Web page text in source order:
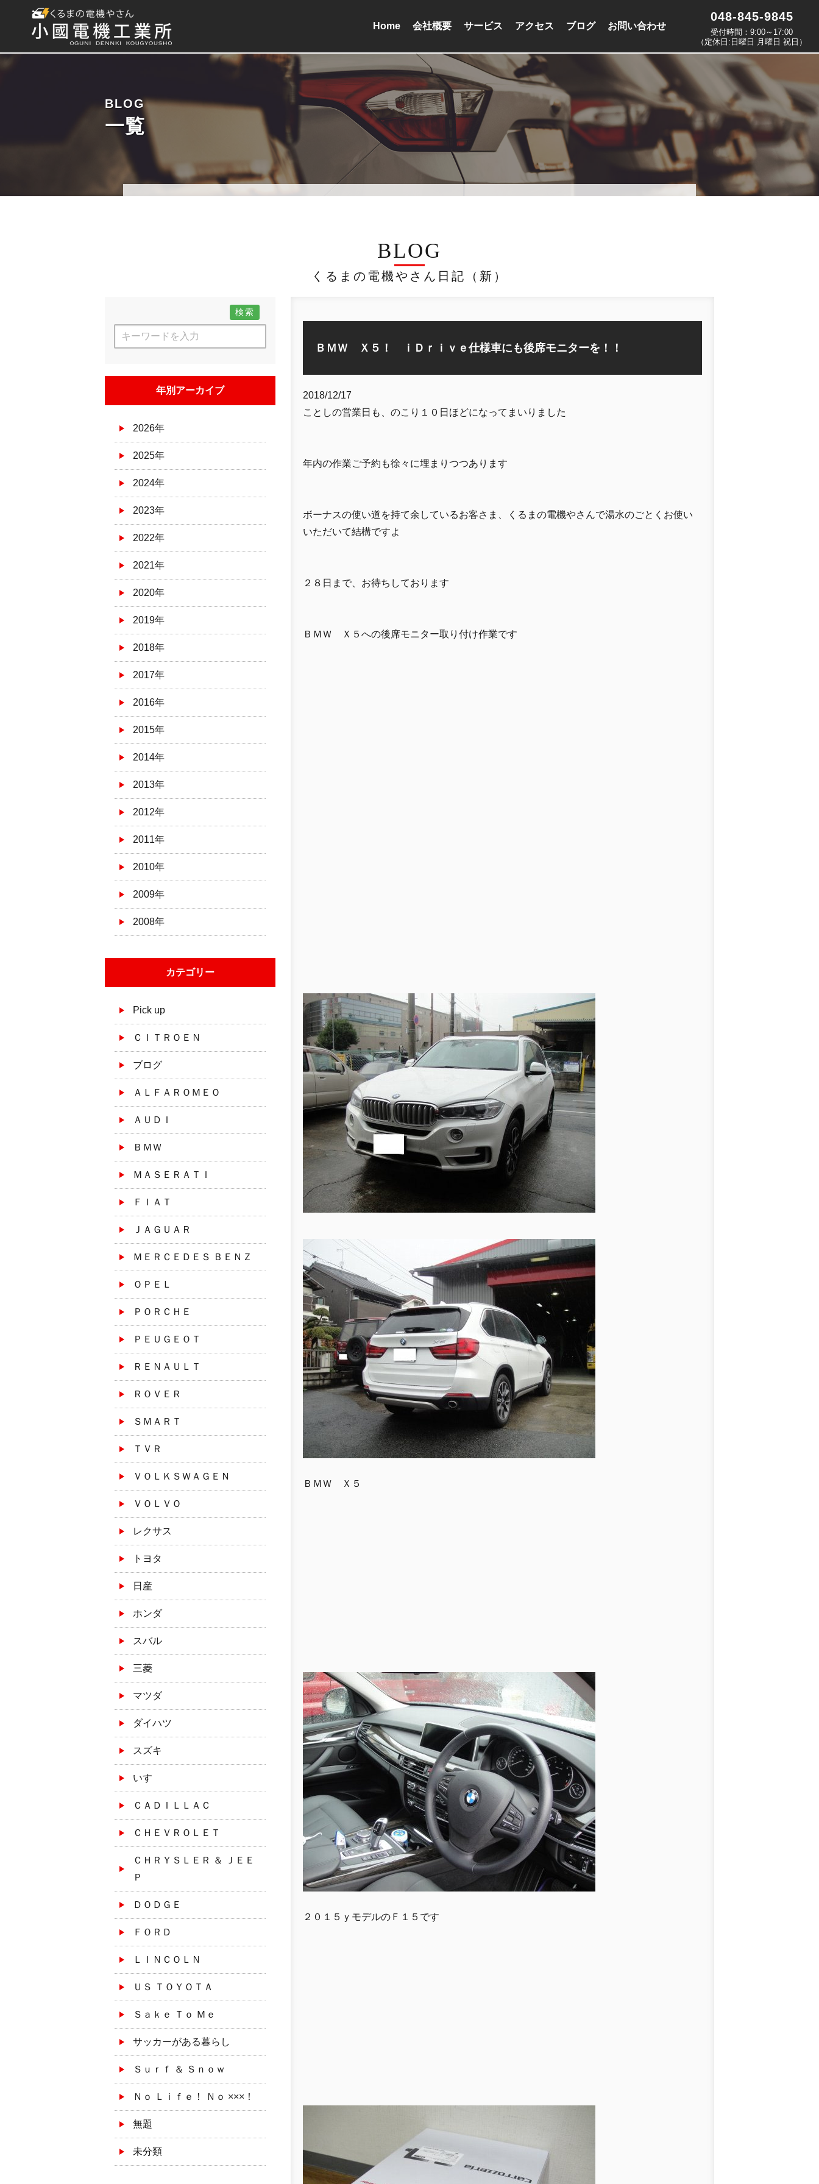
Home 会社概要 サービス アクセス ブログ お問い合わせ
048-845-9845
受付時間：9:00～17:00
（定休日:日曜日 月曜日 祝日）
BLOG
一覧
BLOG
くるまの電機やさん日記（新）
検索
年別アーカイブ
2026年
2025年
2024年
2023年
2022年
2021年
2020年
2019年
2018年
2017年
2016年
2015年
2014年
2013年
2012年
2011年
2010年
2009年
2008年
カテゴリー
Pick up
ＣＩＴＲＯＥＮ
ブログ
ＡＬＦＡＲＯＭＥＯ
ＡＵＤＩ
ＢＭＷ
ＭＡＳＥＲＡＴＩ
ＦＩＡＴ
ＪＡＧＵＡＲ
ＭＥＲＣＥＤＥＳ ＢＥＮＺ
ＯＰＥＬ
ＰＯＲＣＨＥ
ＰＥＵＧＥＯＴ
ＲＥＮＡＵＬＴ
ＲＯＶＥＲ
ＳＭＡＲＴ
ＴＶＲ
ＶＯＬＫＳＷＡＧＥＮ
ＶＯＬＶＯ
レクサス
トヨタ
日産
ホンダ
スバル
三菱
マツダ
ダイハツ
スズキ
いすゞ
ＣＡＤＩＬＬＡＣ
ＣＨＥＶＲＯＬＥＴ
ＣＨＲＹＳＬＥＲ ＆ ＪＥＥ
Ｐ
ＤＯＤＧＥ
ＦＯＲＤ
ＬＩＮＣＯＬＮ
ＵＳ ＴＯＹＯＴＡ
Ｓａｋｅ Ｔｏ Ｍｅ
サッカーがある暮らし
Ｓｕｒｆ ＆ Ｓｎｏｗ
Ｎｏ Ｌｉｆｅ！ Ｎｏ ×××！
無題
未分類
ＢＭＷ Ｘ５！ ｉＤｒｉｖｅ仕様車にも後席モニターを！！
2018/12/17
ことしの営業日も、のこり１０日ほどになってまいりました
年内の作業ご予約も徐々に埋まりつつあります
ボーナスの使い道を持て余しているお客さま、くるまの電機やさんで湯水のごとくお使い
いただいて結構ですよ
２８日まで、お待ちしております
ＢＭＷ Ｘ５への後席モニター取り付け作業です
ＢＭＷ Ｘ５
２０１５ｙモデルのＦ１５です